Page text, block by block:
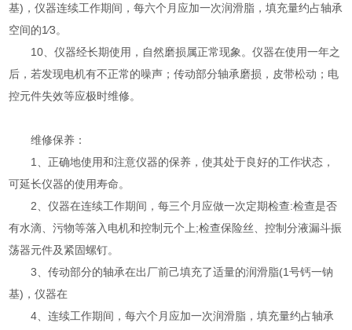
基)，仪器连续工作期间，每六个月应加一次润滑脂，填充量约占轴承
空间的1∕3。
10、仪器经长期使用，自然磨损属正常现象。仪器在使用一年之
后，若发现电机有不正常的噪声；传动部分轴承磨损，皮带松动；电
控元件失效等应极时维修。
维修保养：
1、正确地使用和注意仪器的保养，使其处于良好的工作状态，
可延长仪器的使用寿命。
2、仪器在连续工作期间，每三个月应做一次定期检查:检查是否
有水滴、污物等落入电机和控制元个上;检查保险丝、控制分液漏斗振
荡器元件及紧固螺钉。
3、传动部分的轴承在出厂前己填充了适量的润滑脂(1号钙一钠
基)，仪器在
4、连续工作期间，每六个月应加一次润滑脂，填充量约占轴承